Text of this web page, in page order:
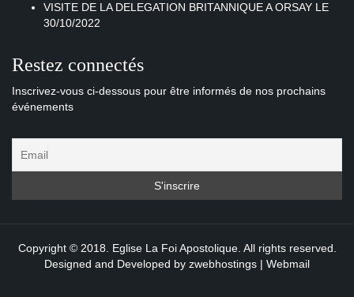
VISITE DE LA DELEGATION BRITANNIQUE A ORSAY LE
30/10/2022
Restez connectés
Inscrivez-vous ci-dessous pour être informés de nos prochains
événements
Copyright © 2018. Eglise La Foi Apostolique. All rights reserved.
Designed and Developed by zwebhostings | Webmail